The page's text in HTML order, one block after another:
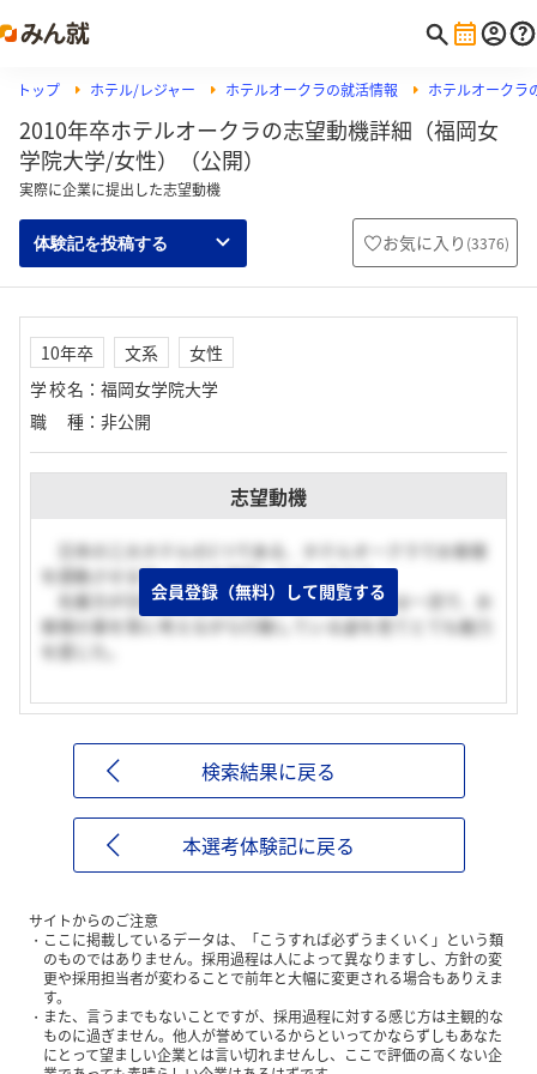
トップ ホテル/レジャー ホテルオークラの就活情報 ホテルオークラ
2010年卒ホテルオークラの志望動機詳細（福岡女
学院大学/女性）（公開）
実際に企業に提出した志望動機
体験記を投稿する お気に入り (3376)
10年卒 文系
女性
学校名 ： 福岡女学院大学
職種 ： 非公開
志望動機
日本の三大ホテルの1つである、ホテルオークラでお客様
を感動させるサービスを提供したかったから。
先輩方が日頃お客様に提供しているサービスは一流で、お
客様の事を常に考えながら行動している姿を見てとても魅力
を感じた。
会員登録（無料）して閲覧する
検索結果に戻る
本選考体験記に戻る
サイトからのご注意
ここに掲載しているデータは、「こうすれば必ずうまくいく」という類
のものではありません。採用過程は人によって異なりますし、方針の変
更や採用担当者が変わることで前年と大幅に変更される場合もありえま
す。
また、言うまでもないことですが、採用過程に対する感じ方は主観的な
ものに過ぎません。他人が誉めているからといってかならずしもあなた
にとって望ましい企業とは言い切れませんし、ここで評価の高くない企